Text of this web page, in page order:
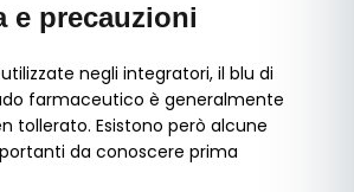
e precauzioni
negli integratori, il blu di
farmaceutico è generalmente
tollerato. Esistono però alcune
da conoscere prima